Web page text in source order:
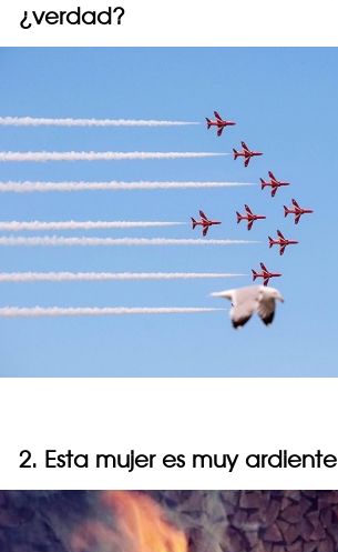
¿verdad?
2. Esta mujer es muy ardiente